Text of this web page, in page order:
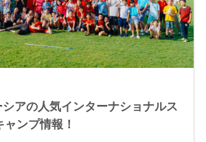
アの人気インターナショナルス
ンプ情報！